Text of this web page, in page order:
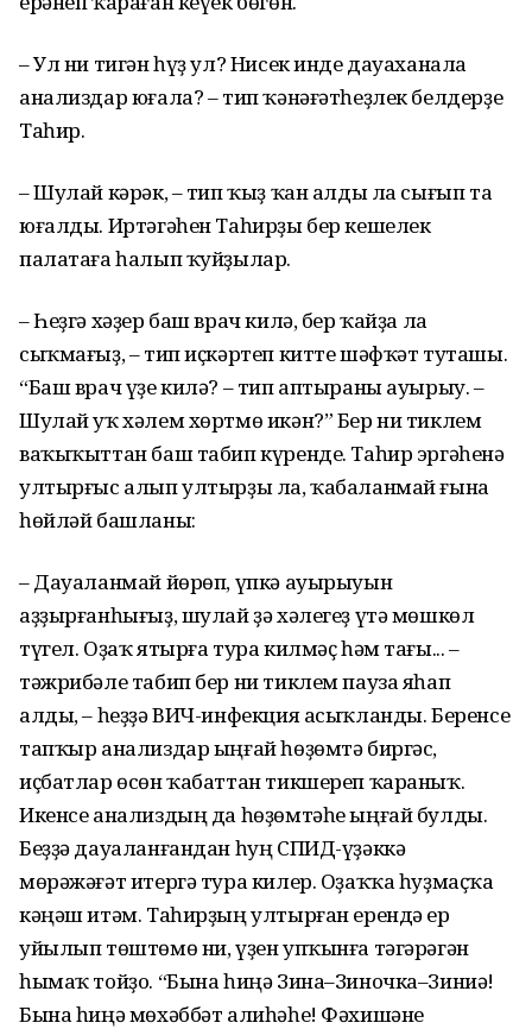
– Ул ни тигән һүҙ ул? Нисек инде дауаханала
анализдар юғала? – тип ҡәнәғәтһеҙлек белдерҙе
Таһир.
– Шулай кәрәк, – тип ҡыҙ ҡан алды ла сығып та
юғалды. Иртәгәһен Таһирҙы бер кешелек
палатаға һалып ҡуйҙылар.
– Һеҙгә хәҙер баш врач килә, бер ҡайҙа ла
сыҡмағыҙ, – тип иҫкәртеп китте шәфҡәт туташы.
“Баш врач үҙе килә? – тип аптыраны ауырыу. –
Шулай уҡ хәлем хөртмө икән?” Бер ни тиклем
ваҡыҡыттан баш табип күренде. Таһир эргәһенә
ултырғыс алып ултырҙы ла, ҡабаланмай ғына
һөйләй башланы:
– Дауаланмай йөрөп, үпкә ауырыуын
аҙҙырғанһығыҙ, шулай ҙә хәлегеҙ үтә мөшкөл
түгел. Оҙаҡ ятырға тура килмәҫ һәм тағы... –
тәжрибәле табип бер ни тиклем пауза яһап
алды, – һеҙҙә ВИЧ-инфекция асыҡланды. Беренсе
тапҡыр анализдар ыңғай һөҙөмтә биргәс,
иҫбатлар өсөн ҡабаттан тикшереп ҡараныҡ.
Икенсе анализдың да һөҙөмтәһе ыңғай булды.
Беҙҙә дауаланғандан һуң СПИД-үҙәккә
мөрәжәғәт итергә тура килер. Оҙаҡҡа һуҙмаҫҡа
кәңәш итәм. Таһирҙың ултырған ерендә ер
уйылып төштөмө ни, үҙен упҡынға тәгәрәгән
һымаҡ тойҙо. “Бына һиңә Зина–Зиночка–Зиниә!
Бына һиңә мөхәббәт алиһәһе! Фәхишәне